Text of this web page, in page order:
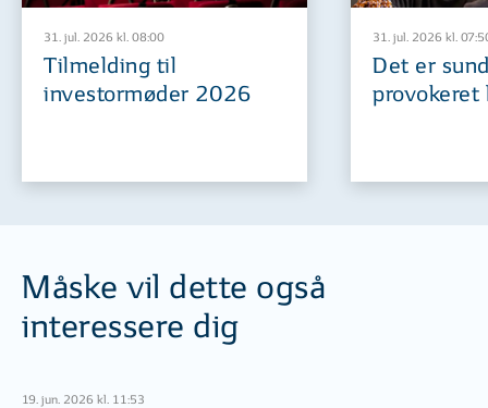
31. jul. 2026 kl. 08:00
Tilmelding til
investormøder 2026
31. jul. 2026 kl.
Det er
provokeret
Måske vil dette også
interessere dig
19. jun. 2026 kl. 11:53